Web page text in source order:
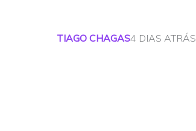
TIAGO CHAGAS4 DIAS ATRÁS